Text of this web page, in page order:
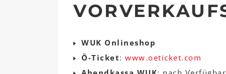
WUK Onlineshop
Ö-Ticket: www.oeticket.com